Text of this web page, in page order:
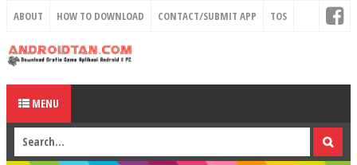
ABOUT HOW TO DOWNLOAD CONTACT/SUBMIT APP TOS
MENU